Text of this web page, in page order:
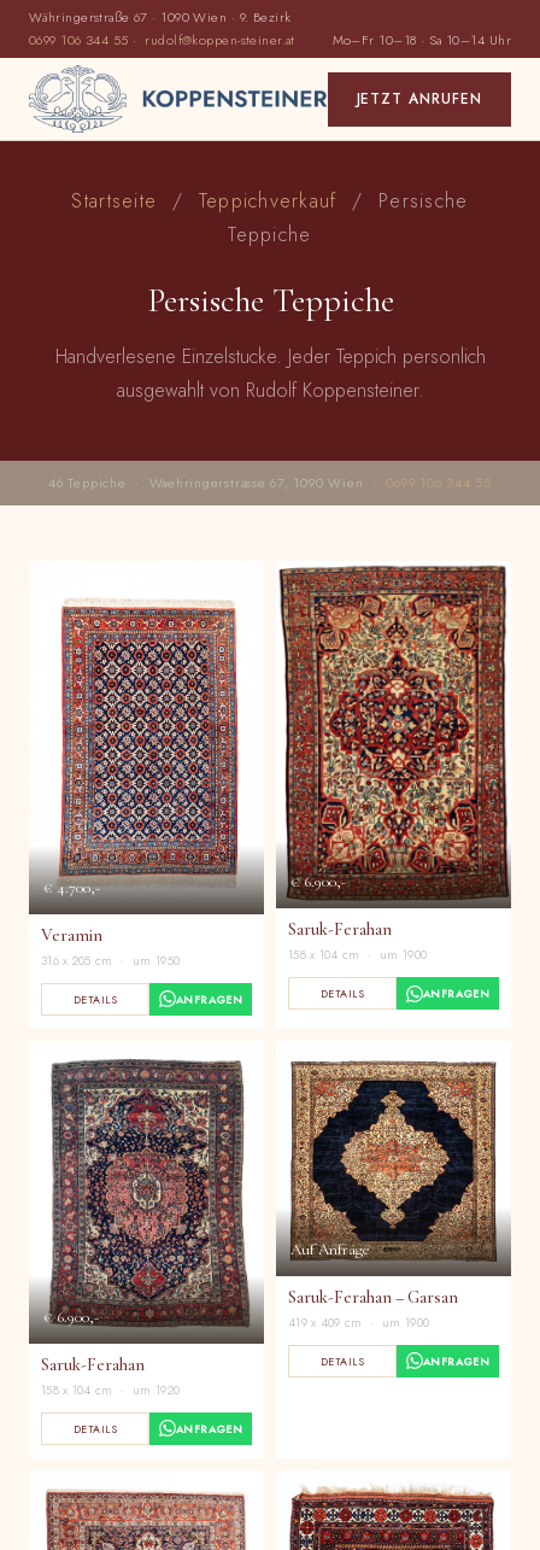
Währingerstraße 67 · 1090 Wien · 9. Bezirk
0699 106 344 55 · rudolf@koppen-steiner.at Mo–Fr 10–18 · Sa 10–14 Uhr
JETZT ANRUFEN
Startseite / Teppichverkauf / Persische
Teppiche
Persische Teppiche
Handverlesene Einzelstucke. Jeder Teppich personlich
ausgewahlt von Rudolf Koppensteiner.
46 Teppiche · Waehringerstrasse 67, 1090 Wien ·0699 106 344 55
€ 4.700,-
Veramin
316 x 205 cm · um 1950
DETAILS ANFRAGEN
€ 6.900,-
Saruk-Ferahan
158 x 104 cm · um 1900
DETAILS ANFRAGEN
€ 6.900,-
Saruk-Ferahan
158 x 104 cm · um 1920
DETAILS ANFRAGEN
Auf Anfrage
Saruk-Ferahan – Garsan
419 x 409 cm · um 1900
DETAILS ANFRAGEN